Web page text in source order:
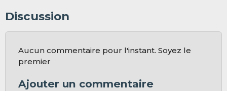
Discussion
Aucun commentaire pour l'instant. Soyez le
premier
Ajouter un commentaire